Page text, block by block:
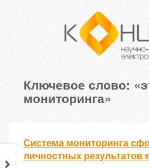
Ключевое слово:
мониторинга»
Система мониторинга
личностных результатов